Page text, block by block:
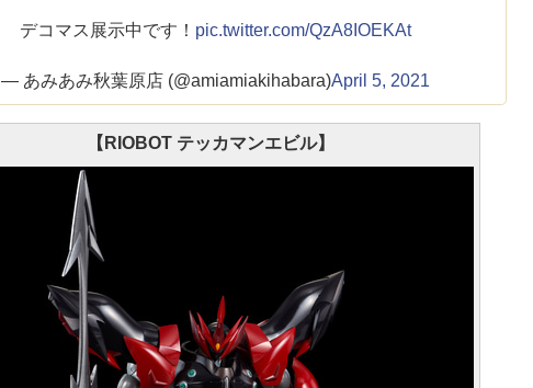
デコマス展示中です！ pic.twitter.com/QzA8IOEKAt
— あみあみ秋葉原店 (@amiamiakihabara)April 5, 2021
【RIOBOT テッカマンエビル】